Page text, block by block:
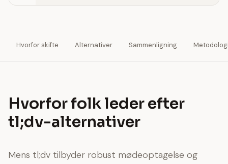
Hvorfor skifte Alternativer Sammenligning
Hvorfor folk leder efter
tl;dv-alternativer
Mens tl;dv tilbyder robust mødeoptagelse og